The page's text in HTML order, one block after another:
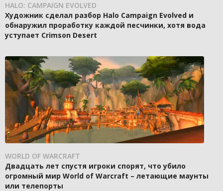
HALO: CAMPAIGN EVOLVED
Художник сделал разбор Halo Campaign Evolved и
обнаружил проработку каждой песчинки, хотя вода
уступает Crimson Desert
WORLD OF WARCRAFT
Двадцать лет спустя игроки спорят, что убило
огромный мир World of Warcraft – летающие маунты
или телепорты